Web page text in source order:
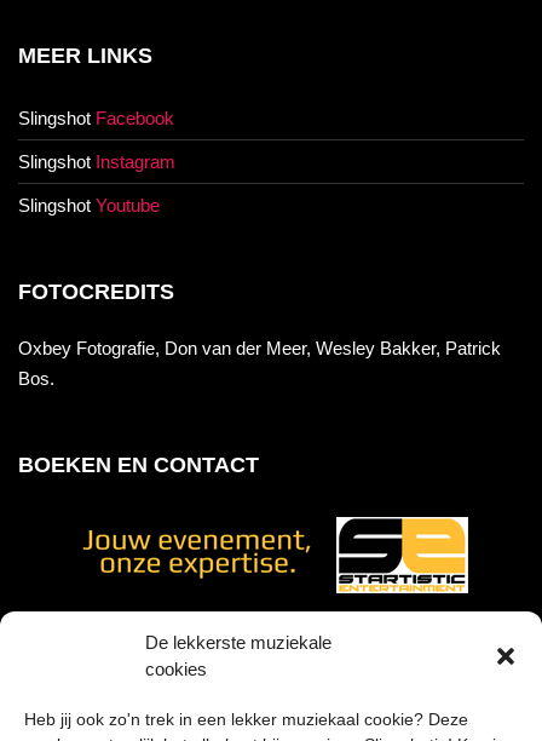
De lekkerste muziekale
cookies
Heb jij ook zo'n trek in een lekker muziekaal cookie? Deze
MEER LINKS
Slingshot Facebook
Slingshot Instagram
Slingshot Youtube
FOTOCREDITS
Oxbey Fotografie, Don van der Meer, Wesley Bakker, Patrick
Bos.
BOEKEN EN CONTACT
Voor geluidstechniek werken wij samen met